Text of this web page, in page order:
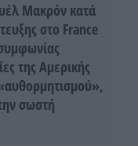
Μακρόν κατά
στο France
της Αμερικής
σωστή